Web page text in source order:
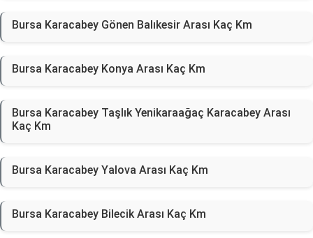
Bursa Karacabey Gönen Balıkesir Arası Kaç Km
Bursa Karacabey Konya Arası Kaç Km
Bursa Karacabey Taşlık Yenikaraağaç Karacabey Arası
Kaç Km
Bursa Karacabey Yalova Arası Kaç Km
Bursa Karacabey Bilecik Arası Kaç Km